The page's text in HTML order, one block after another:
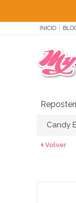
INICIO
Candy
Volver